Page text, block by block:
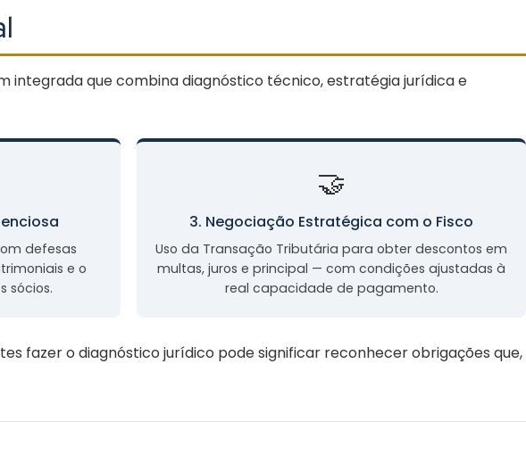
integrada que combina diagnóstico técnico, estratégia jurídica e
defesas
e o
sócios.
🤝
3. Negociação Estratégica com o Fisco
Uso da Transação Tributária para obter descontos em
multas, juros e principal — com condições ajustadas à
real capacidade de pagamento.
fazer o diagnóstico jurídico pode significar reconhecer obrigações que,